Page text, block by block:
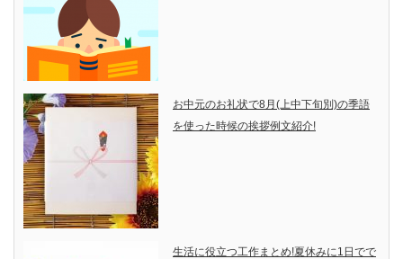
お中元のお礼状で8月(上中下旬別)の季語
を使った時候の挨拶例文紹介!
生活に役立つ工作まとめ!夏休みに1日でで